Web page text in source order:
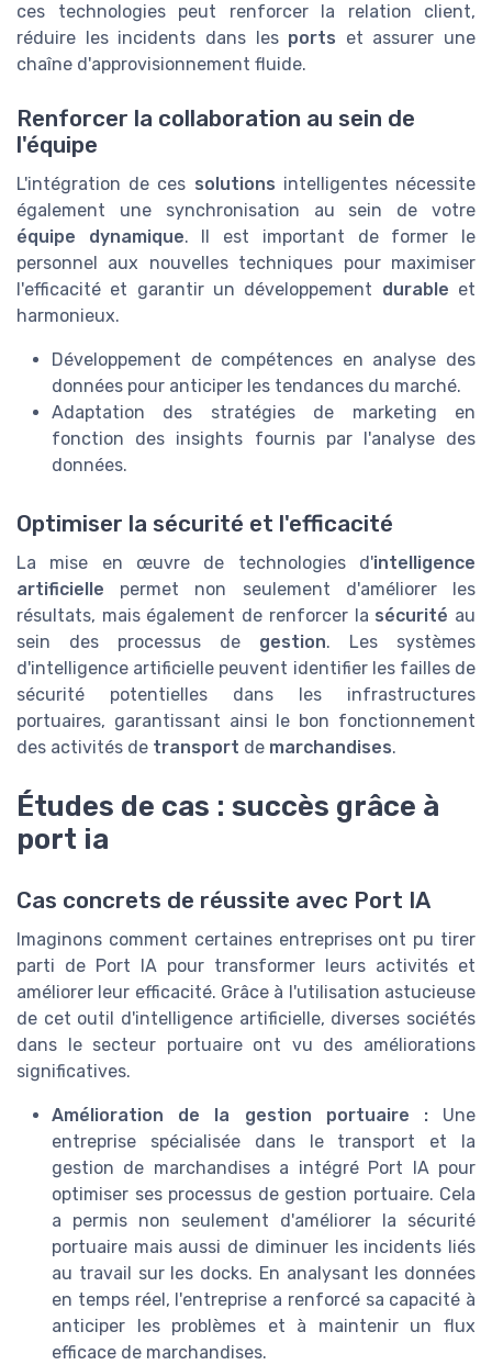
ces technologies peut renforcer la relation client,
réduire les incidents dans les ports et assurer une
chaîne d'approvisionnement fluide.
Renforcer la collaboration au sein de
l'équipe
L'intégration de ces solutions intelligentes nécessite
également une synchronisation au sein de votre
équipe dynamique. Il est important de former le
personnel aux nouvelles techniques pour maximiser
l'efficacité et garantir un développement durable et
harmonieux.
Développement de compétences en analyse des
données pour anticiper les tendances du marché.
Adaptation des stratégies de marketing en
fonction des insights fournis par l'analyse des
données.
Optimiser la sécurité et l'efficacité
La mise en œuvre de technologies d'intelligence
artificielle permet non seulement d'améliorer les
résultats, mais également de renforcer la sécurité au
sein des processus de gestion. Les systèmes
d'intelligence artificielle peuvent identifier les failles de
sécurité potentielles dans les infrastructures
portuaires, garantissant ainsi le bon fonctionnement
des activités de transport de marchandises.
Études de cas : succès grâce à
port ia
Cas concrets de réussite avec Port IA
Imaginons comment certaines entreprises ont pu tirer
parti de Port IA pour transformer leurs activités et
améliorer leur efficacité. Grâce à l'utilisation astucieuse
de cet outil d'intelligence artificielle, diverses sociétés
dans le secteur portuaire ont vu des améliorations
significatives.
Amélioration de la gestion portuaire :Une
entreprise spécialisée dans le transport et la
gestion de marchandises a intégré Port IA pour
optimiser ses processus de gestion portuaire. Cela
a permis non seulement d'améliorer la sécurité
portuaire mais aussi de diminuer les incidents liés
au travail sur les docks. En analysant les données
en temps réel, l'entreprise a renforcé sa capacité à
anticiper les problèmes et à maintenir un flux
efficace de marchandises.